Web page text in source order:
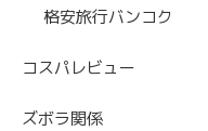
格安旅行バンコク
コスパレビュー
ズボラ関係